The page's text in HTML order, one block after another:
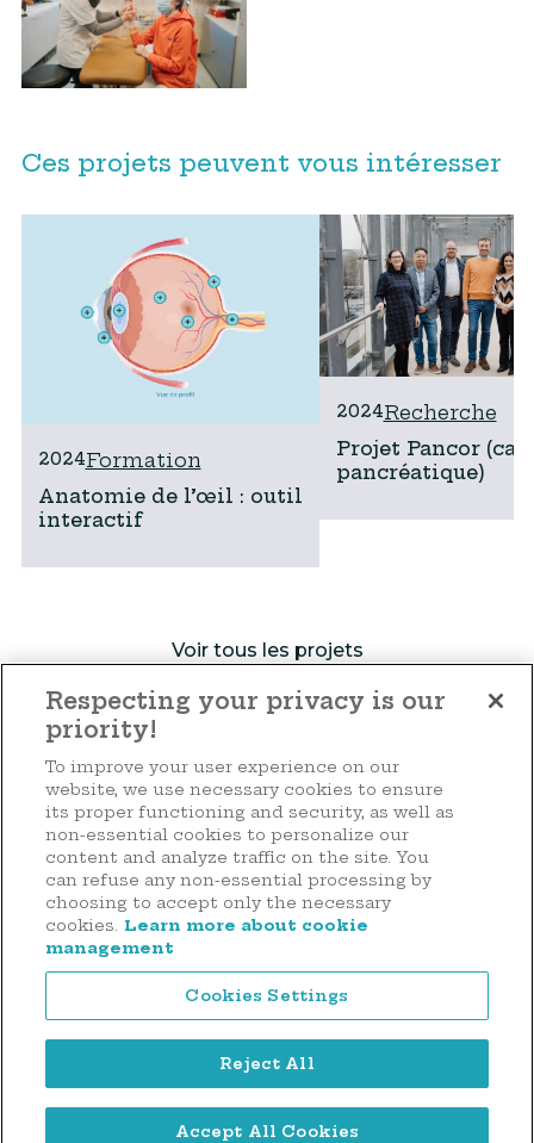
Faire un don
Ces projets peuvent vous intéresser
2024Formation
Anatomie de l’œil : outil
interactif
2024Recherche
Projet Pancor
pancréatique)
Voir tous les projets
44 rue d'Anvers
L-1130 Luxembourg
Tél. : (+352) 2636 9900
Mentions légales
Respecting your privacy is our
priority!
To improve your user experience on our
website, we use necessary cookies to ensure
its proper functioning and security, as well as
non-essential cookies to personalize our
content and analyze traffic on the site. You
can refuse any non-essential processing by
choosing to accept only the necessary
cookies.
Learn more about cookie
management
Cookies Settings
Reject All
Accept All Cookies